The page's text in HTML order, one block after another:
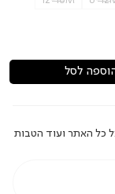
לסל
קופון 5% אקסטרה על כל האתר ועוד הטבות